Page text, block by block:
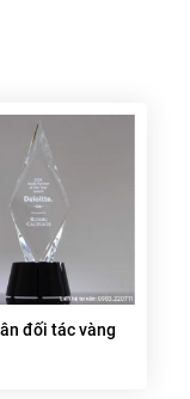
đối tác vàng